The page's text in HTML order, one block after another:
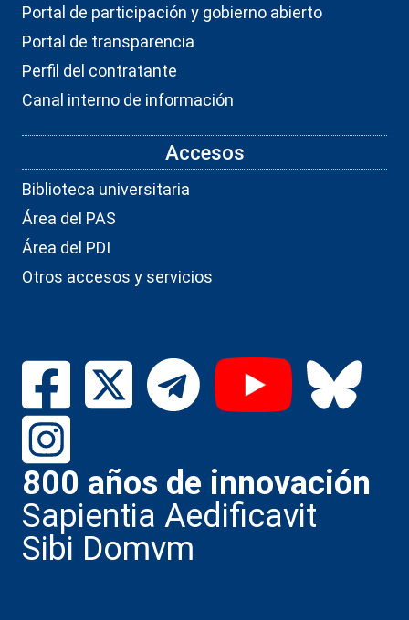
Portal de participación y gobierno abierto
Portal de transparencia
Perfil del contratante
Canal interno de información
Accesos
Biblioteca universitaria
Área del PAS
Área del PDI
Otros accesos y servicios
800 años de innovación
Sapientia Aedificavit
Sibi Domvm